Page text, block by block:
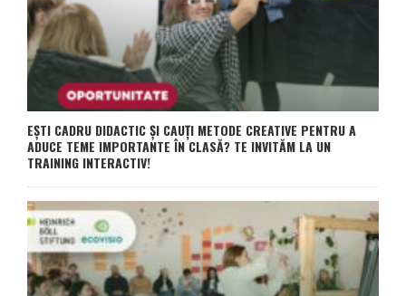
EȘTI CADRU DIDACTIC ȘI CAUȚI METODE CREATIVE PENTRU A
ADUCE TEME IMPORTANTE ÎN CLASĂ? TE INVITĂM LA UN
TRAINING INTERACTIV!